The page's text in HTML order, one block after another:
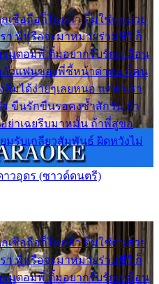
เชื่อถือก็ไม่กล้า ติ๋มใช่คนสวย
า พี่หรือจะมาหมายร่วมชีวี ก็
มตอมพี่ ติ๋มอยากรับรักเหมือน
ลัวแฟนของพี่ชี้หน้าด่าทอ ก็คน
มได้ง่ายๆเลยหนอ แค่ตัวเรา
ขืนรักขืนรอคงช้ำสักวัน ถ้า
ย่าเฉยรีบมาหมั้น ถ้าพี่สู่ขอ
มรับเกลียวสัมพันธ์ ผิดหวังไม่
วอุดร (ซาวด์ดนตรี)
เชื่อถือก็ไม่กล้า ติ๋มใช่คนสวย
า พี่หรือจะมาหมายร่วมชีวี ก็
มตอมพี่ ติ๋มอยากรับรักเหมือน